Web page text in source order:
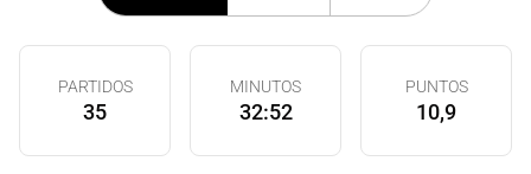
PARTIDOS
35
MINUTOS
32:52
PUNTOS
10,9